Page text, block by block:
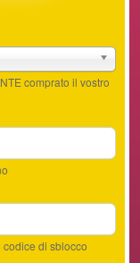
comprato il vostro
di sblocco